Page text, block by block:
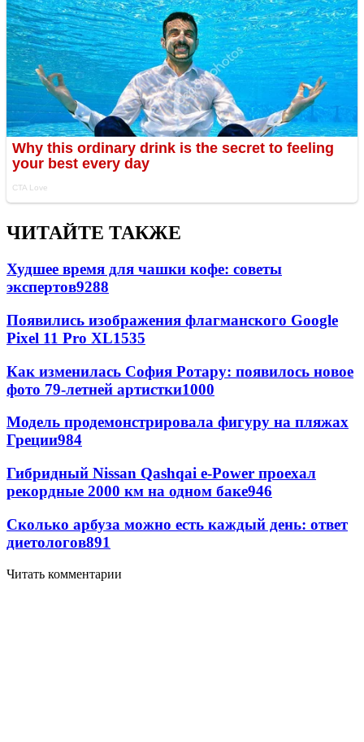
ЧИТАЙТЕ ТАКЖЕ
Худшее время для чашки кофе: советы
экспертов9288
Появились изображения флагманского Google
Pixel 11 Pro XL1535
Как изменилась София Ротару: появилось новое
фото 79-летней артистки1000
Модель продемонстрировала фигуру на пляжах
Греции984
Гибридный Nissan Qashqai e-Power проехал
рекордные 2000 км на одном баке946
Сколько арбуза можно есть каждый день: ответ
диетологов891
Читать комментарии